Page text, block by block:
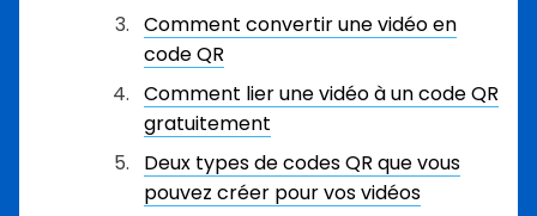
Comment convertir une vidéo en
code QR
Comment lier une vidéo à un code QR
gratuitement
Deux types de codes QR que vous
pouvez créer pour vos vidéos